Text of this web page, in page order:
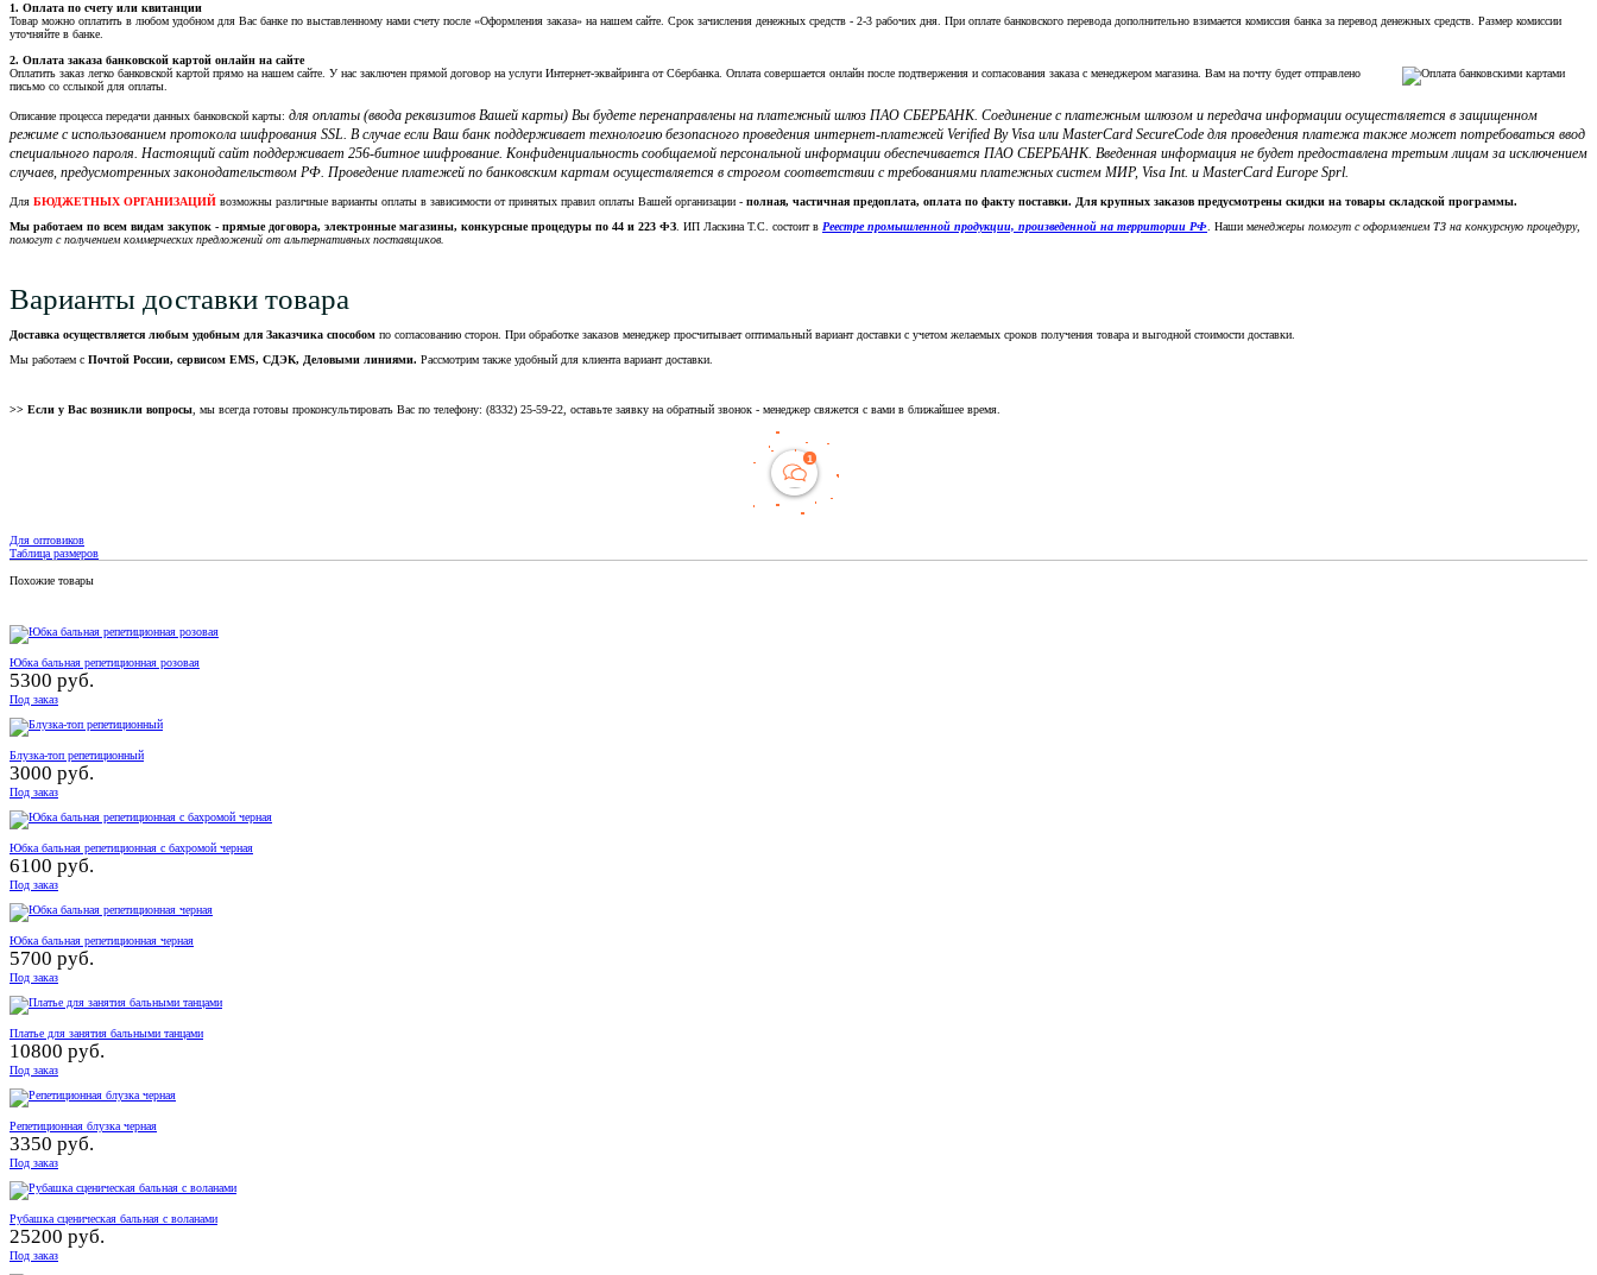
1. Оплата по счету или квитанции
Товар можно оплатить в любом удобном для Вас банке по выставленному нами счету после «Оформления заказа» на нашем сайте. Срок зачисления денежных средств - 2-3 рабочих дня. При оплате банковского перевода дополнительно взимается комиссия банка за перевод денежных средств. Размер комиссии
уточняйте в банке.
2. Оплата заказа банковской картой онлайн на сайте
Оплатить заказ легко банковской картой прямо на нашем сайте. У нас заключен прямой договор на услуги Интернет-эквайринга от Сбербанка. Оплата совершается онлайн после подтвержения и согласования заказа с менеджером магазина. Вам на почту будет отправлено
письмо со сслыкой для оплаты.
Описание процесса передачи данных банковской карты: для оплаты (ввода реквизитов Вашей карты) Вы будете перенаправлены на платежный шлюз ПАО СБЕРБАНК. Соединение с платежным шлюзом и передача информации осуществляется в защищенном
режиме с использованием протокола шифрования SSL. В случае если Ваш банк поддерживает технологию безопасного проведения интернет-платежей Verified By Visa или MasterCard SecureCode для проведения платежа также может потребоваться ввод
специального пароля. Настоящий сайт поддерживает 256-битное шифрование. Конфиденциальность сообщаемой персональной информации обеспечивается ПАО СБЕРБАНК. Введенная информация не будет предоставлена третьим лицам за исключением
случаев, предусмотренных законодательством РФ. Проведение платежей по банковским картам осуществляется в строгом соответствии с требованиями платежных систем МИР, Visa Int. и MasterCard Europe Sprl.
Для БЮДЖЕТНЫХ ОРГАНИЗАЦИЙ возможны различные варианты оплаты в зависимости от принятых правил оплаты Вашей организации - полная, частичная предоплата, оплата по факту поставки. Для крупных заказов предусмотрены скидки на товары складской программы.
Мы работаем по всем видам закупок - прямые договора, электронные магазины, конкурсные процедуры по 44 и 223 ФЗ. ИП Ласкина Т.С. состоит в Реестре промышленной продукции, произведенной на территории РФ. Наши менеджеры помогут с оформлением ТЗ на конкурсную процедуру,
помогут с получением коммерческих предложений от альтернативных поставщиков.
Варианты доставки товара
Доставка осуществляется любым удобным для Заказчика способом по согласованию сторон. При обработке заказов менеджер просчитывает оптимальный вариант доставки с учетом желаемых сроков получения товара и выгодной стоимости доставки.
Мы работаем с Почтой России, сервисом EMS, СДЭК, Деловыми линиями. Рассмотрим также удобный для клиента вариант доставки.
>> Если у Вас возникли вопросы, мы всегда готовы проконсультировать Вас по телефону: (8332) 25-59-22, оставьте заявку на обратный звонок - менеджер свяжется с вами в ближайшее время.
Для оптовиков
Таблица размеров
Похожие товары
Юбка бальная репетиционная розовая
5300 руб.
Под заказ
Блузка-топ репетиционный
3000 руб.
Под заказ
Юбка бальная репетиционная с бахромой черная
6100 руб.
Под заказ
Юбка бальная репетиционная черная
5700 руб.
Под заказ
Платье для занятия бальными танцами
10800 руб.
Под заказ
Репетиционная блузка черная
3350 руб.
Под заказ
Рубашка сценическая бальная с воланами
25200 руб.
Под заказ